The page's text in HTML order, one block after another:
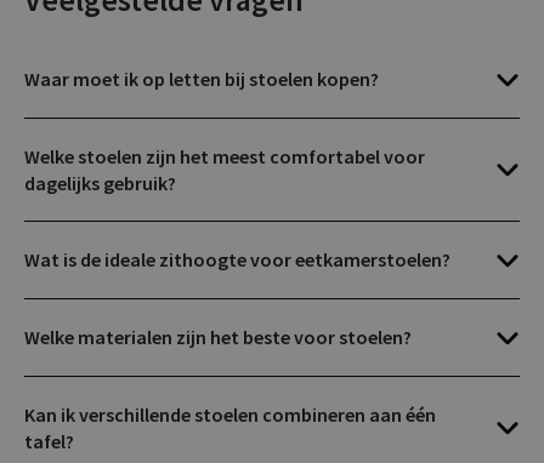
Waar moet ik op letten bij stoelen kopen?
Welke stoelen zijn het meest comfortabel voor
dagelijks gebruik?
Wat is de ideale zithoogte voor eetkamerstoelen?
Welke materialen zijn het beste voor stoelen?
Kan ik verschillende stoelen combineren aan één
tafel?